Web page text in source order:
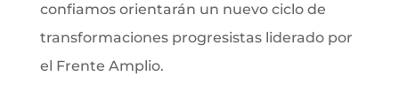
confiamos orientarán un nuevo ciclo de
transformaciones progresistas liderado por
el Frente Amplio.